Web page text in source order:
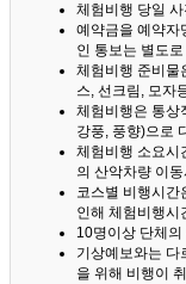
체험비행 당일
예약금을 예약자
인 통보는 별도
체험비행 준비물
스, 선크림, 모자
체험비행은 통상
강풍, 풍향)으로
체험비행 소요시
의 산악차량 이
코스별 비행시간
인해 체험비행시
10명이상 단체
기상예보와는 다
을 위해 비행이